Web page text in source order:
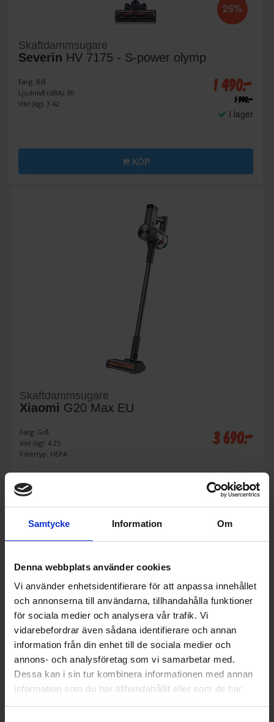
Samtycke Information Om
Denna webbplats använder cookies
Vi använder enhetsidentifierare för att anpassa innehållet
och annonserna till användarna, tillhandahålla funktioner
för sociala medier och analysera vår trafik. Vi
vidarebefordrar även sådana identifierare och annan
information från din enhet till de sociala medier och
annons- och analysföretag som vi samarbetar med.
Dessa kan i sin tur kombinera informationen med annan
information som du har tillhandahållit eller som de har
25%
Skaftdammsugare
Severin HV 7175 - S-power olymp
Färg: Blå
Ljudnivå (dBA): 80
Vikt (kg): 3.42
1 490:-
1 990:-
I lager
KÖP
Skaftdammsugare
Xiaomi G20 Max EU
Färg: Grå
Vikt (kg): 4.25
Filtertyp: HEPA
3 690:-